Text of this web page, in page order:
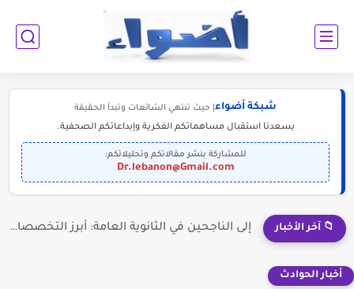
شبكة أضواء | حيث تنتهي الشائعات وتبدأ الحقيقة
يسعدنا استقبال مساهماتكم الفكرية وإبداعاتكم الصحفية.
للمشاركة بنشر مقالاتكم وتحليلاتكم:
Dr.lebanon@Gmail.com
📁 آخر الأخبار إلى الناجحين في الثانوية العامة: أبرز التخصصات المطلوبة للمستقبل (2030-2050)
أخبار الحوادث